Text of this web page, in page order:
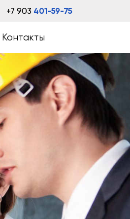
+7 903 401-59-75
Контакты